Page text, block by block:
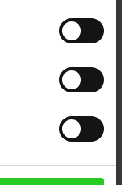
und
aussehende